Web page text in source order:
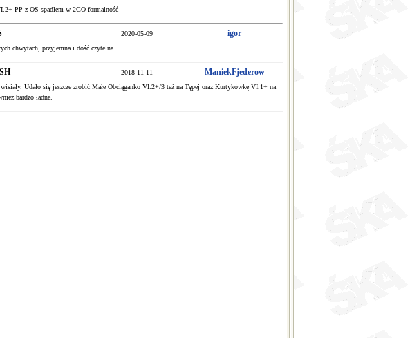
PP z OS spadłem w 2GO formalność
2020-05-09 igor
chwytach, przyjemna i dość czytelna.
2018-11-11 ManiekFjederow
Udało się jeszcze zrobić Małe Obciąganko VI.2+/3 też na Tępej oraz Kurtykówkę VI.1+ na
bardzo ładne.